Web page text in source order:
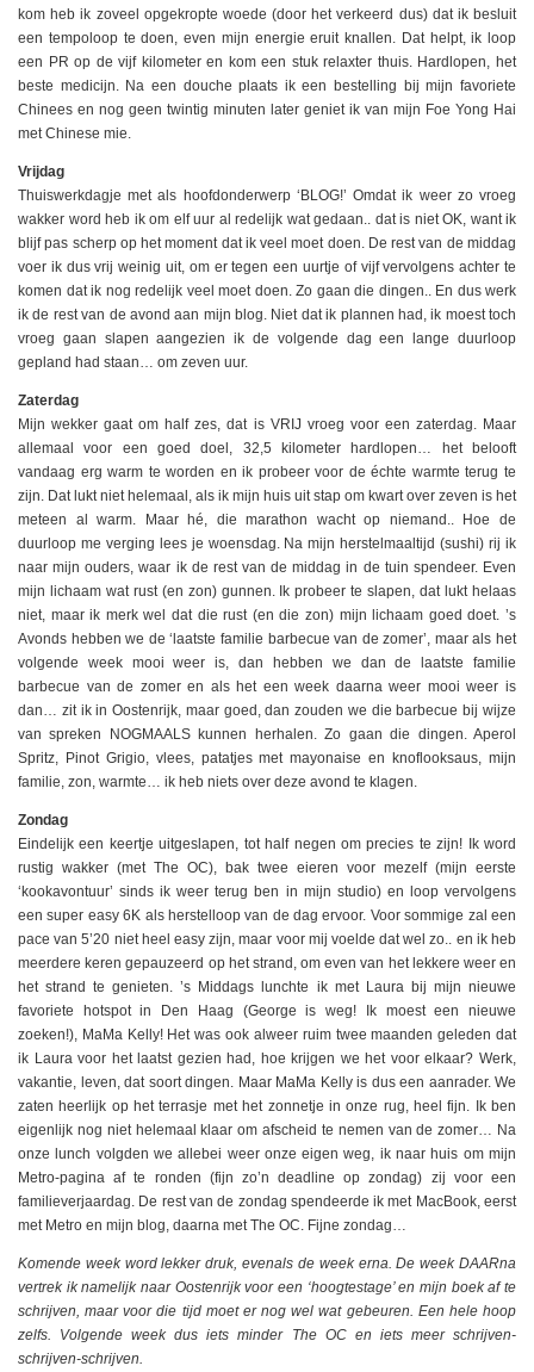
kom heb ik zoveel opgekropte woede (door het verkeerd dus) dat ik besluit
een tempoloop te doen, even mijn energie eruit knallen. Dat helpt, ik loop
een PR op de vijf kilometer en kom een stuk relaxter thuis. Hardlopen, het
beste medicijn. Na een douche plaats ik een bestelling bij mijn favoriete
Chinees en nog geen twintig minuten later geniet ik van mijn Foe Yong Hai
met Chinese mie.
Vrijdag
Thuiswerkdagje met als hoofdonderwerp ‘BLOG!’ Omdat ik weer zo vroeg
wakker word heb ik om elf uur al redelijk wat gedaan.. dat is niet OK, want ik
blijf pas scherp op het moment dat ik veel moet doen. De rest van de middag
voer ik dus vrij weinig uit, om er tegen een uurtje of vijf vervolgens achter te
komen dat ik nog redelijk veel moet doen. Zo gaan die dingen.. En dus werk
ik de rest van de avond aan mijn blog. Niet dat ik plannen had, ik moest toch
vroeg gaan slapen aangezien ik de volgende dag een lange duurloop
gepland had staan… om zeven uur.
Zaterdag
Mijn wekker gaat om half zes, dat is VRIJ vroeg voor een zaterdag. Maar
allemaal voor een goed doel, 32,5 kilometer hardlopen… het belooft
vandaag erg warm te worden en ik probeer voor de échte warmte terug te
zijn. Dat lukt niet helemaal, als ik mijn huis uit stap om kwart over zeven is het
meteen al warm. Maar hé, die marathon wacht op niemand.. Hoe de
duurloop me verging lees je woensdag. Na mijn herstelmaaltijd (sushi) rij ik
naar mijn ouders, waar ik de rest van de middag in de tuin spendeer. Even
mijn lichaam wat rust (en zon) gunnen. Ik probeer te slapen, dat lukt helaas
niet, maar ik merk wel dat die rust (en die zon) mijn lichaam goed doet. ’s
Avonds hebben we de ‘laatste familie barbecue van de zomer’, maar als het
volgende week mooi weer is, dan hebben we dan de laatste familie
barbecue van de zomer en als het een week daarna weer mooi weer is
dan… zit ik in Oostenrijk, maar goed, dan zouden we die barbecue bij wijze
van spreken NOGMAALS kunnen herhalen. Zo gaan die dingen. Aperol
Spritz, Pinot Grigio, vlees, patatjes met mayonaise en knoflooksaus, mijn
familie, zon, warmte… ik heb niets over deze avond te klagen.
Zondag
Eindelijk een keertje uitgeslapen, tot half negen om precies te zijn! Ik word
rustig wakker (met The OC), bak twee eieren voor mezelf (mijn eerste
‘kookavontuur’ sinds ik weer terug ben in mijn studio) en loop vervolgens
een super easy 6K als herstelloop van de dag ervoor. Voor sommige zal een
pace van 5’20 niet heel easy zijn, maar voor mij voelde dat wel zo.. en ik heb
meerdere keren gepauzeerd op het strand, om even van het lekkere weer en
het strand te genieten. ’s Middags lunchte ik met Laura bij mijn nieuwe
favoriete hotspot in Den Haag (George is weg! Ik moest een nieuwe
zoeken!), MaMa Kelly! Het was ook alweer ruim twee maanden geleden dat
ik Laura voor het laatst gezien had, hoe krijgen we het voor elkaar? Werk,
vakantie, leven, dat soort dingen. Maar MaMa Kelly is dus een aanrader. We
zaten heerlijk op het terrasje met het zonnetje in onze rug, heel fijn. Ik ben
eigenlijk nog niet helemaal klaar om afscheid te nemen van de zomer… Na
onze lunch volgden we allebei weer onze eigen weg, ik naar huis om mijn
Metro-pagina af te ronden (fijn zo’n deadline op zondag) zij voor een
familieverjaardag. De rest van de zondag spendeerde ik met MacBook, eerst
met Metro en mijn blog, daarna met The OC. Fijne zondag…
Komende week word lekker druk, evenals de week erna. De week DAARna
vertrek ik namelijk naar Oostenrijk voor een ‘hoogtestage’ en mijn boek af te
schrijven, maar voor die tijd moet er nog wel wat gebeuren. Een hele hoop
zelfs. Volgende week dus iets minder The OC en iets meer schrijven-
schrijven-schrijven.